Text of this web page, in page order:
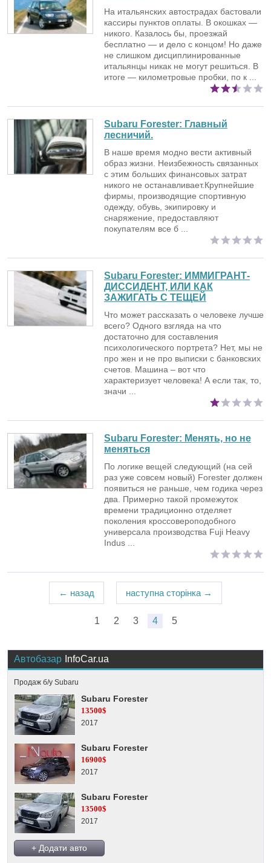
На итальянских автострадах бастовали
кассиры пунктов оплаты. В окошках —
никого. Казалось бы, проезжай
бесплатно — и дело с концом! Но даже
не слишком дисциплинированные
итальянцы никак не могут решиться. В
итоге — километровые пробки, по к ...
Subaru Forester: Главный
лесничий.
В наше время модно вести активный
образ жизни. Неизбежность связанных
с этим больших финансовых затрат
никого не останавливает.Крупнейшие
фирмы, производящие спортивную
одежду, обувь, экипировку и
снаряжение, предоставляют
покупателям все б ...
Subaru Forester: ИММИГРАНТ-
ДИССИДЕНТ, ИЛИ КАК
ЗАЖИГАТЬ С ТЕЩЕЙ
Что может рассказать о человеке лучше
всего? Одного взгляда на что
достаточно для составления
психологического портрета? Нет, мы не
про жен и не про выписки с банковских
счетов. Машина – вот что
характеризует человека! А если так, то,
значи ...
Subaru Forester: Менять, но не
меняться
По логике вещей следующий (на сей
раз уже совсем новый) Forester должен
появиться не раньше, чем годика через
два. Примерно такой промежуток
времени традиционно отделяет
поколения кроссовероподобного
универсала производства Fuji Heavy
Indus ...
← назад наступна сторінка →
1 2 3 4 5
Автобазар InfoCar.ua
Продаж б/у Subaru
Subaru Forester
13500$
2017
Subaru Forester
16900$
2017
Subaru Forester
13500$
2017
+ Додати авто